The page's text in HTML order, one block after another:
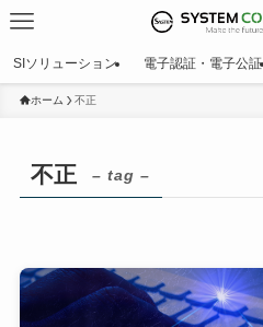
SIソリューション 電子認証・電子公証
ホーム 不正
不正 – tag –